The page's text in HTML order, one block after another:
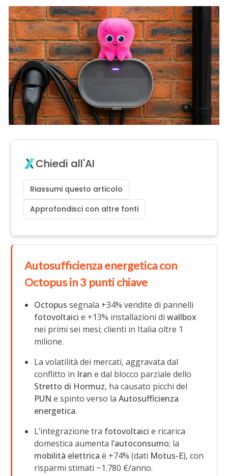
Chiedi all'AI
Riassumi questo articolo
Approfondisci con altre fonti
Autosufficienza energetica con
Octopus in 3 punti chiave
Octopus segnala +34% vendite di pannelli
fotovoltaici e +13% installazioni diwallbox
nei primi sei mesi; clienti in Italia oltre 1
milione.
La volatilità dei mercati, aggravata dal
conflitto in Iran e dal blocco parziale dello
Stretto di Hormuz, ha causato picchi del
PUN e spinto verso laAutosufficienza
energetica.
L’integrazione tra fotovoltaici e ricarica
domestica aumenta l’autoconsumo; la
mobilità elettrica è +74% (dati Motus-E), con
risparmi stimati ~1.780 €/anno.